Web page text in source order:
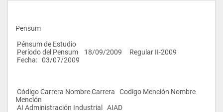
Pensum
Pénsum de Estudio
Período del Pensum    18/09/2009     Regular II-2009
Fecha:   03/07/2009
Mención
AI Administración Industrial   AIAD